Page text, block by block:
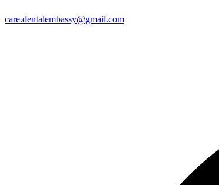
care.dentalembassy@gmail.com